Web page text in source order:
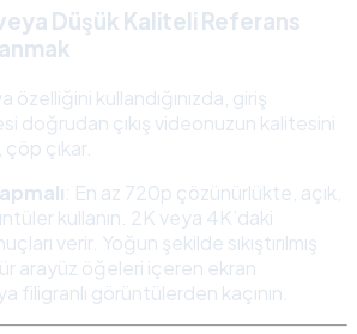
Düşük Kaliteli Referans
kullandığınızda, giriş
doğrudan çıkış videonuzun kalitesini
çıkar.
: En az 720p çözünürlükte, açık,
kullanın. 2K veya 4K’daki
verir. Yoğun şekilde sıkıştırılmış
arayüz öğeleri içeren ekran
filigranlı görüntülerden kaçının.